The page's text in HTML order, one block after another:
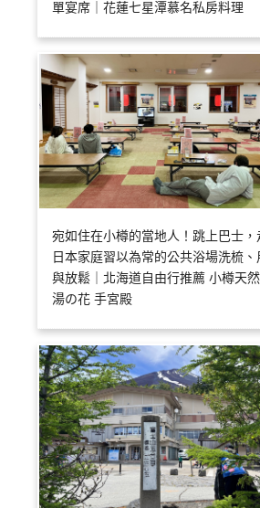
單宴席｜花蓮七星潭慕名私房料理
宛如住在小樽的當地人！跳上巴士，
日本家庭習以為常的公共浴場洗梳、
與放鬆｜北海道自由行推薦 小樽天
湯の花 手宮殿